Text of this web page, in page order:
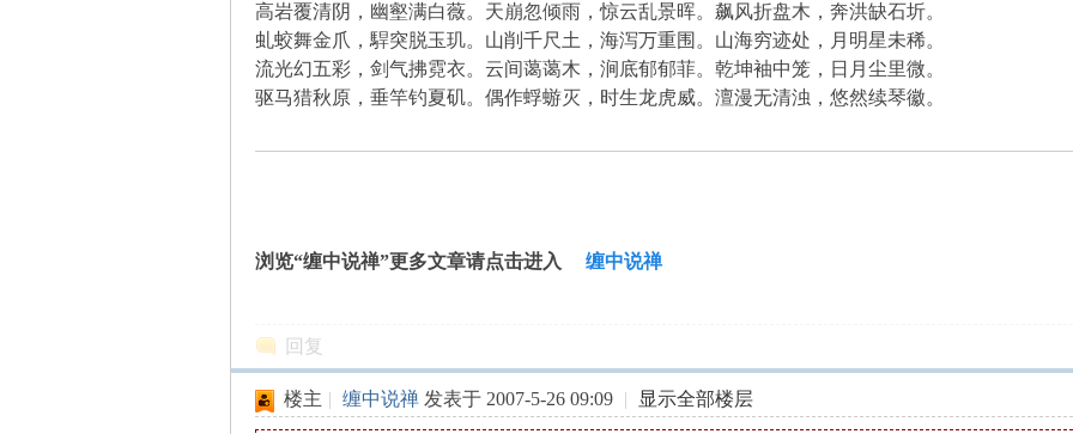
高岩覆清阴，幽壑满白薇。天崩忽倾雨，惊云乱景晖。飙风折盘木，奔洪缺石圻。
虬蛟舞金爪，駻突脱玉玑。山削千尺土，海泻万重围。山海穷迹处，月明星未稀。
流光幻五彩，剑气拂霓衣。云间蔼蔼木，涧底郁郁菲。乾坤袖中笼，日月尘里微。
驱马猎秋原，垂竿钓夏矶。偶作蜉蝣灭，时生龙虎威。澶漫无清浊，悠然续琴徽。
浏览“缠中说禅”更多文章请点击进入 缠中说禅
回复
楼主 | 缠中说禅 发表于 2007-5-26 09:09 | 显示全部楼层